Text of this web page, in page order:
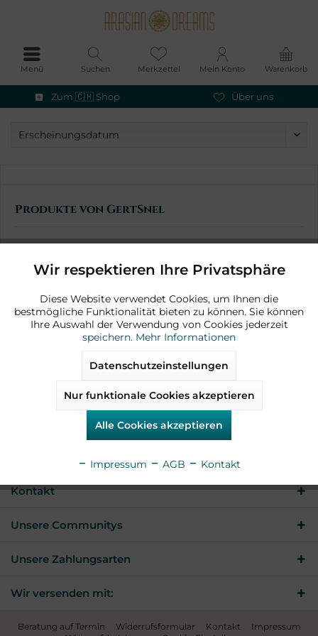
Zum 🇨🇭 Shop Über uns
Menü Warenkorb
Merkzettel Mein Konto
Suchen
Produkte von GertSnel
Zum 🇨🇭 Shop Über uns
Widerruf online einreichen
Kontakt
Unsere Communitys
Unsere Zahlungsarten
Wir versenden mit:
Beratung auf Termin Widerrufsformular Kontakt
Impressum
Funktionale Aktiv
Marketing Aktiv
Aktiv
Aktiv
Wir respektieren Ihre Privatsphäre
Diese Website verwendet Cookies, um Ihnen die
bestmögliche Funktionalität bieten zu können. Sie können
Ihre Auswahl der Verwendung von Cookies jederzeit
speichern. Mehr Informationen
Datenschutzeinstellungen
Nur funktionale Cookies akzeptieren
Alle Cookies akzeptieren
Impressum AGB Kontakt